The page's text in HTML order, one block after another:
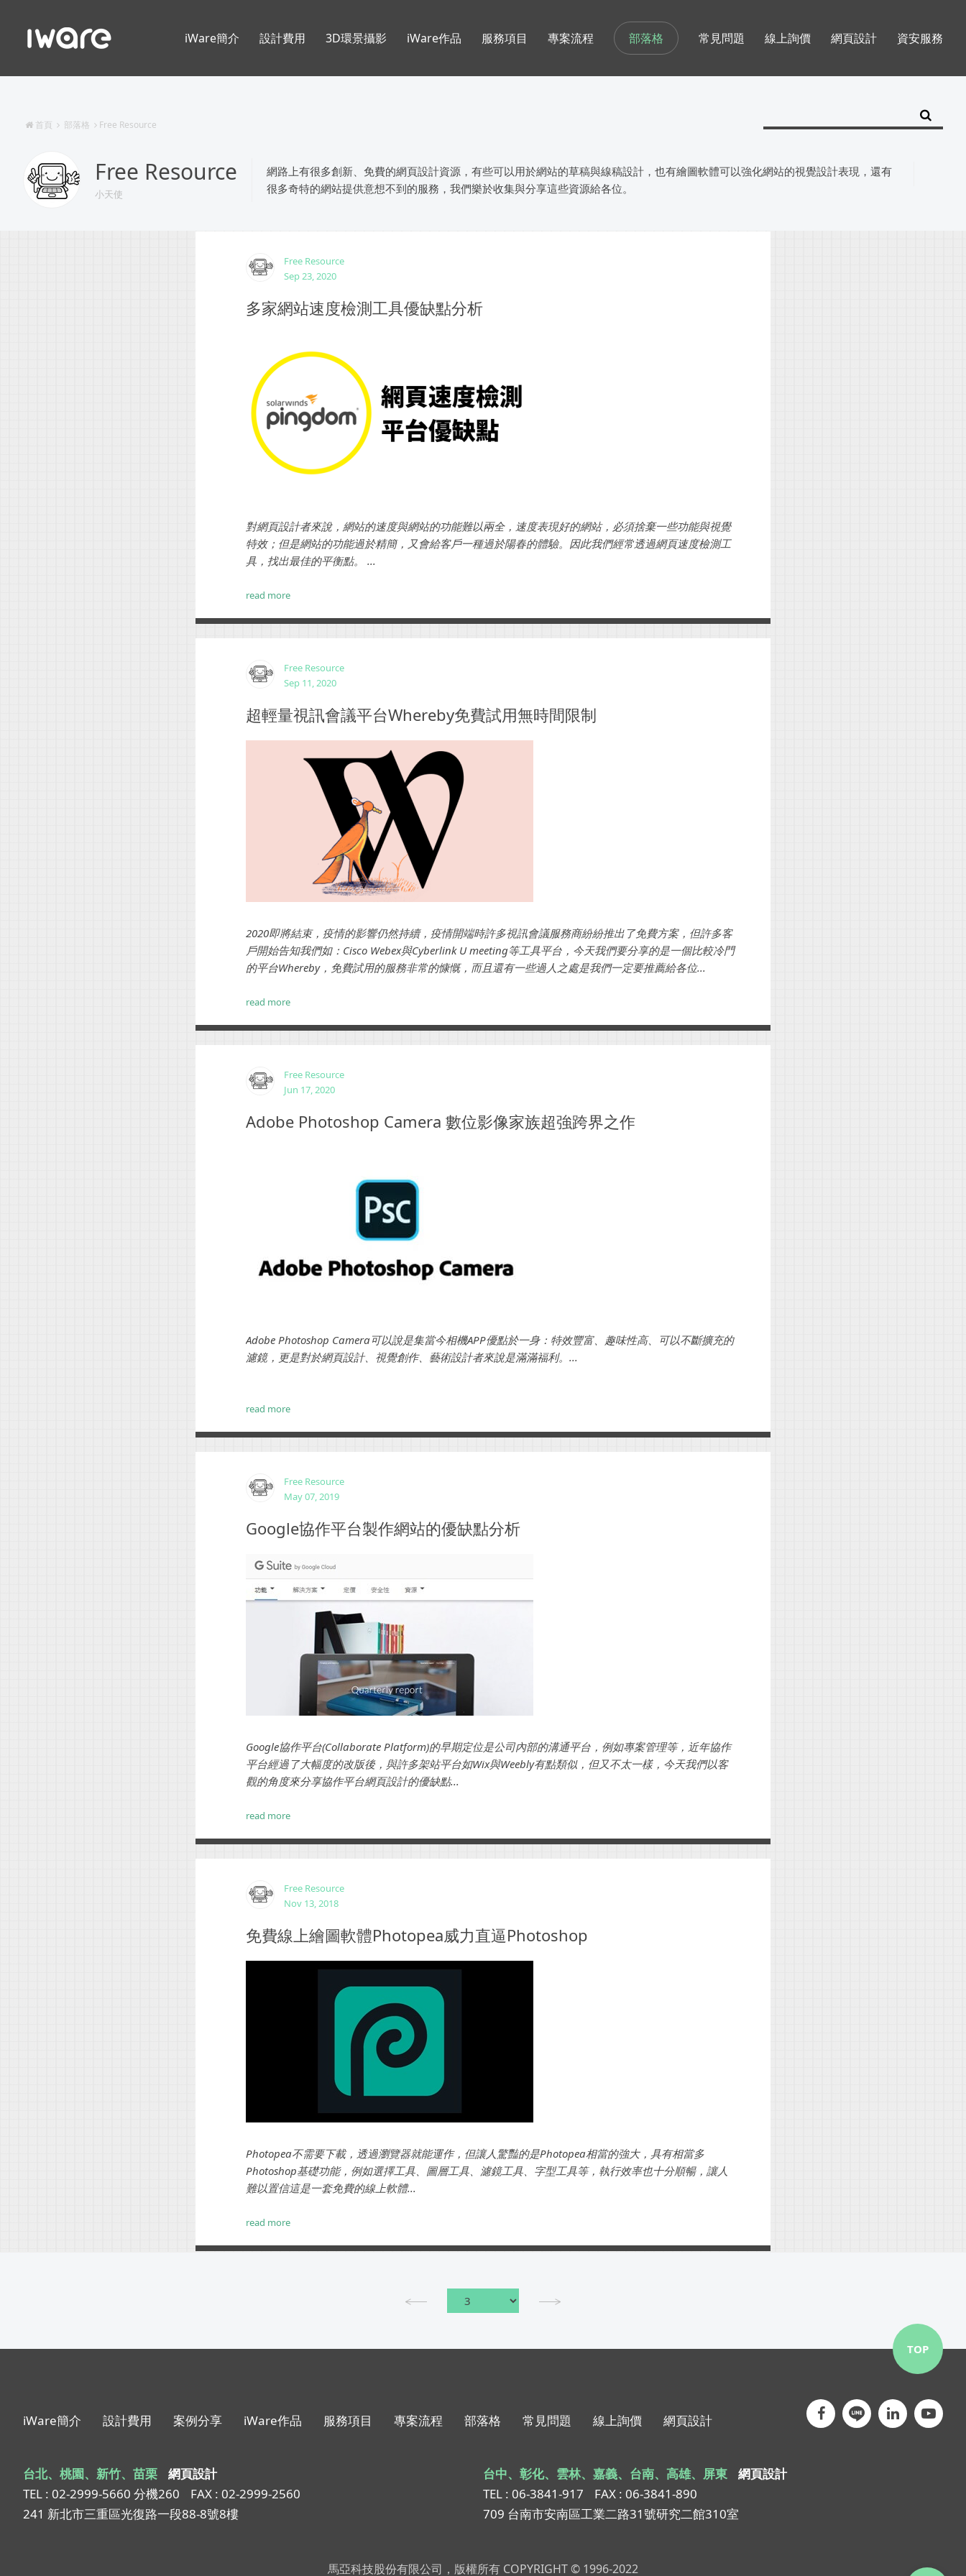
部落格
首頁 部落格 Free Resource
Free Resource
小天使
網路上有很多創新、免費的網頁設計資源，有些可以用於網站的草稿與線稿設計，也有繪圖軟體可以強化網站的視覺設計表現，還有
很多奇特的網站提供意想不到的服務，我們樂於收集與分享這些資源給各位。
Free Resource
Sep 23, 2020
多家網站速度檢測工具優缺點分析
對網頁設計者來說，網站的速度與網站的功能難以兩全，速度表現好的網站，必須捨棄一些功能與視覺
特效；但是網站的功能過於精簡，又會給客戶一種過於陽春的體驗。因此我們經常透過網頁速度檢測工
具，找出最佳的平衡點。 ...
read more
Free Resource
Sep 11, 2020
超輕量視訊會議平台Whereby免費試用無時間限制
2020即將結束，疫情的影響仍然持續，疫情開端時許多視訊會議服務商紛紛推出了免費方案，但許多客
戶開始告知我們如：Cisco Webex與Cyberlink U meeting等工具平台，今天我們要分享的是一個比較冷門
的平台Whereby，免費試用的服務非常的慷慨，而且還有一些過人之處是我們一定要推薦給各位...
read more
Free Resource
Jun 17, 2020
Adobe Photoshop Camera 數位影像家族超強跨界之作
Adobe Photoshop Camera可以說是集當今相機APP優點於一身：特效豐富、趣味性高、可以不斷擴充的
濾鏡，更是對於網頁設計、視覺創作、藝術設計者來說是滿滿福利。...
read more
Free Resource
May 07, 2019
Google協作平台製作網站的優缺點分析
Google協作平台(Collaborate Platform)的早期定位是公司內部的溝通平台，例如專案管理等，近年協作
平台經過了大幅度的改版後，與許多架站平台如Wix與Weebly有點類似，但又不太一樣，今天我們以客
觀的角度來分享協作平台網頁設計的優缺點...
read more
Free Resource
Nov 13, 2018
免費線上繪圖軟體Photopea威力直逼Photoshop
Photopea不需要下載，透過瀏覽器就能運作，但讓人驚豔的是Photopea相當的強大，具有相當多
Photoshop基礎功能，例如選擇工具、圖層工具、濾鏡工具、字型工具等，執行效率也十分順暢，讓人
難以置信這是一套免費的線上軟體...
read more
iWare簡介 設計費用 案例分享 iWare作品 服務項目 專案流程 部落格 常見問題 線上詢價 網頁設計
台北、桃園、新竹、苗栗
網頁設計
TEL : 02-2999-5660 分機260
FAX : 02-2999-2560
241 新北市三重區光復路一段88-8號8樓
台中、彰化、雲林、嘉義、台南、高雄、屏東
網頁設計
TEL : 06-3841-917
FAX : 06-3841-890
709 台南市安南區工業二路31號研究二館310室
馬亞科技股份有限公司，版權所有 COPYRIGHT © 1996-2022
TOP